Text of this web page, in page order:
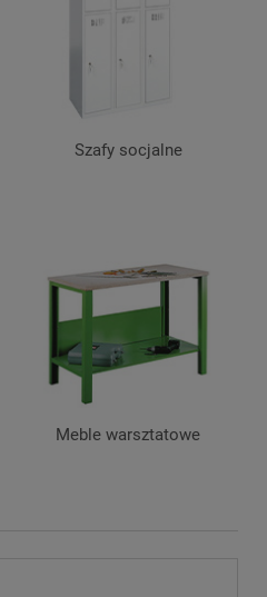
Szafy socjalne
Meble warsztatowe